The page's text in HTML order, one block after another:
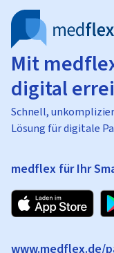
Mit
digital
Schnell,
Lösung für digitale
medflex für Ihr
www.medflex.de/